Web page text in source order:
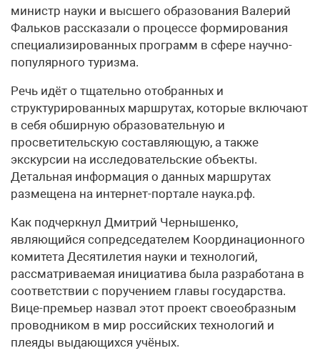
министр науки и высшего образования Валерий
Фальков рассказали о процессе формирования
специализированных программ в сфере научно-
популярного туризма.
Речь идёт о тщательно отобранных и
структурированных маршрутах, которые включают
в себя обширную образовательную и
просветительскую составляющую, а также
экскурсии на исследовательские объекты.
Детальная информация о данных маршрутах
размещена на интернет-портале наука.рф.
Как подчеркнул Дмитрий Чернышенко,
являющийся сопредседателем Координационного
комитета Десятилетия науки и технологий,
рассматриваемая инициатива была разработана в
соответствии с поручением главы государства.
Вице-премьер назвал этот проект своеобразным
проводником в мир российских технологий и
плеяды выдающихся учёных.